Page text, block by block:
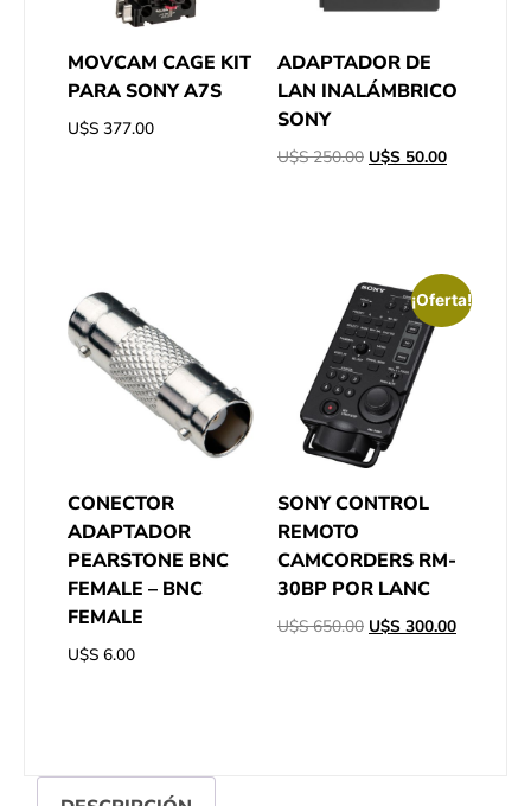
MOVCAM CAGE KIT
PARA SONY A7S
U$S 377.00
ADAPTADOR DE
LAN INALÁMBRICO
SONY
U$S250.00 U$S 50.00
CONECTOR
ADAPTADOR
PEARSTONE BNC
FEMALE – BNC
FEMALE
U$S 6.00
¡Oferta!
SONY CONTROL
REMOTO
CAMCORDERS RM-
30BP POR LANC
U$S650.00 U$S 300.00